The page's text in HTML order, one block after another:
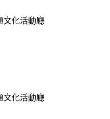
文化活動廳
文化活動廳